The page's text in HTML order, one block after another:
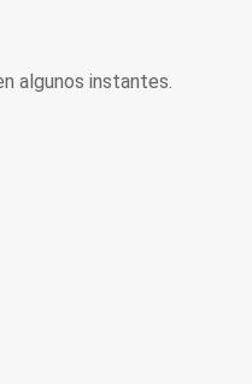
algunos instantes.